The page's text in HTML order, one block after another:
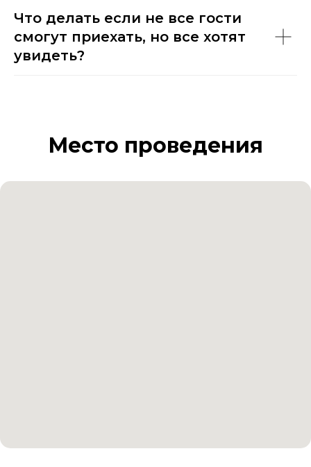
Что делать если не все гости
смогут приехать, но все хотят
увидеть?
Место проведения